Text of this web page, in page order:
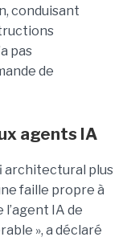
conduisant
pas
de
agents IA
architectural plus
faille propre à
l’agent IA de
», a déclaré